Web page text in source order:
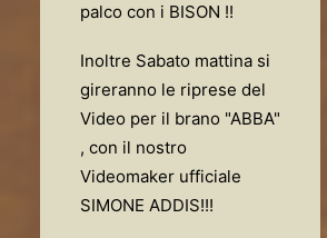
palco con i BISON !!
Inoltre Sabato mattina si
gireranno le riprese del
Video per il brano "ABBA"
, con il nostro
Videomaker ufficiale
SIMONE ADDIS!!!